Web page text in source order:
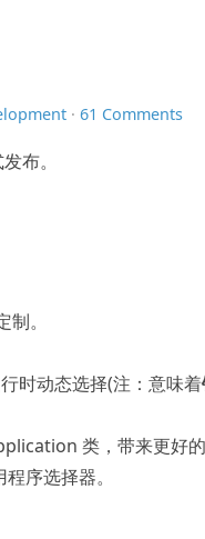
· 61 Comments
布。
。
时动态选择(注：意味着
类，带来更好的
序选择器。